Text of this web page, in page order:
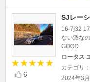
6
SJレー
16-7j32
ない派な
GOOD
ロータス
カテゴリ
2024年3